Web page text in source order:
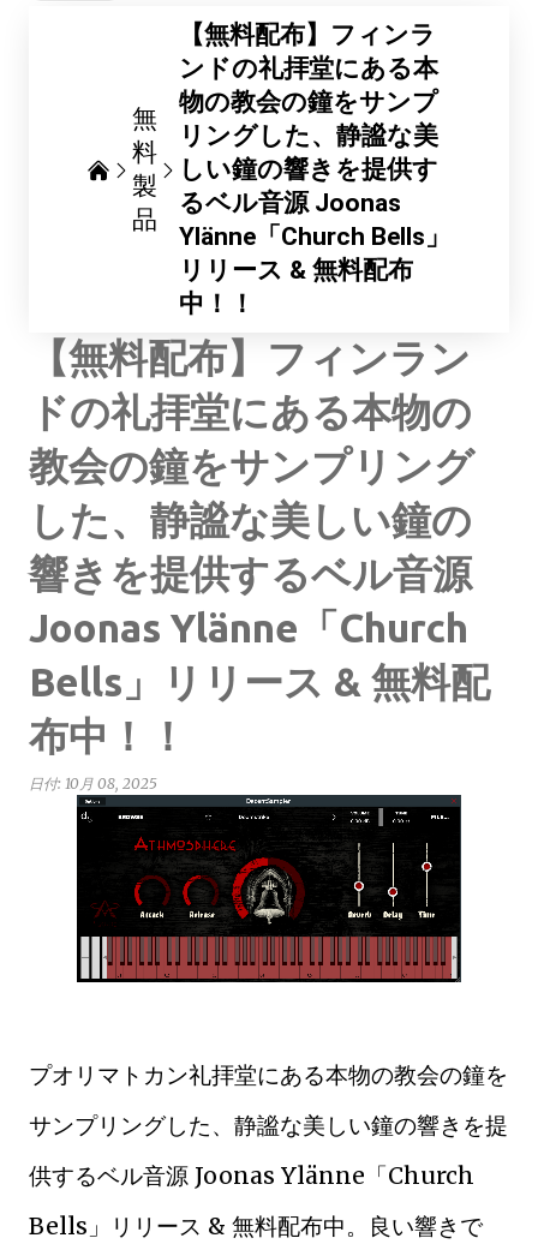
無
料
製
品
【無料配布】フィンラ
ンドの礼拝堂にある本
物の教会の鐘をサンプ
リングした、静謐な美
しい鐘の響きを提供す
るベル音源 Joonas
Ylänne「Church Bells」
リリース & 無料配布
中！！
【無料配布】フィンラン
ドの礼拝堂にある本物の
教会の鐘をサンプリング
した、静謐な美しい鐘の
響きを提供するベル音源
Joonas Ylänne「Church
Bells」リリース & 無料配
布中！！
日付: 10月 08, 2025
プオリマトカン礼拝堂にある本物の教会の鐘を
サンプリングした、静謐な美しい鐘の響きを提
供するベル音源 Joonas Ylänne「Church
Bells」リリース & 無料配布中。良い響きで